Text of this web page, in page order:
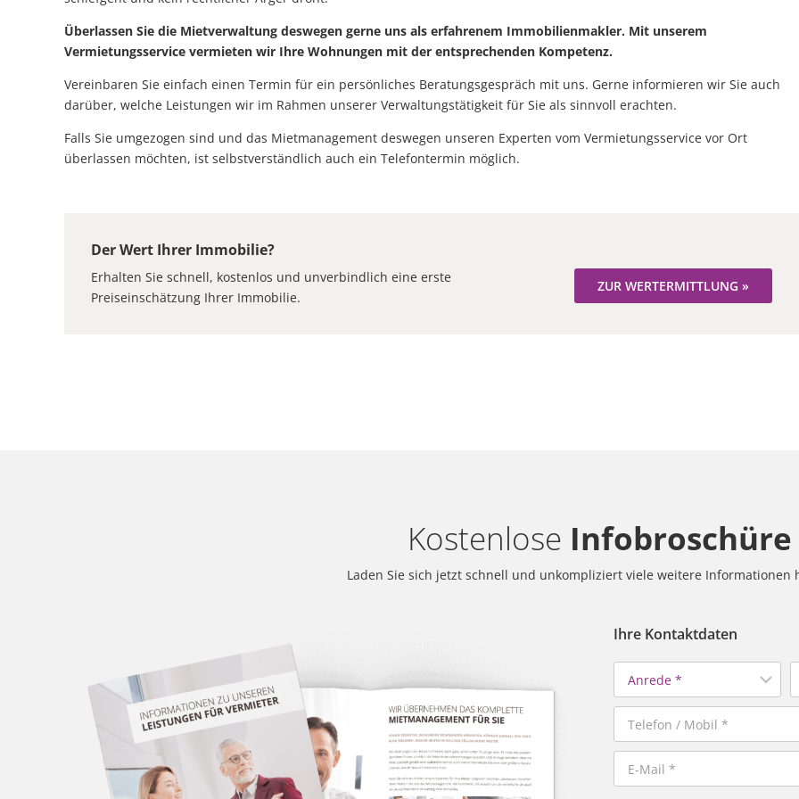
Überlassen Sie die Mietverwaltung deswegen gerne uns als erfahrenem Immobilienmakler. Mit unserem
Vermietungsservice vermieten wir Ihre Wohnungen mit der entsprechenden Kompetenz.
Vereinbaren Sie einfach einen Termin für ein persönliches Beratungsgespräch mit uns. Gerne informieren wir Sie auch
darüber, welche Leistungen wir im Rahmen unserer Verwaltungstätigkeit für Sie als sinnvoll erachten.
Falls Sie umgezogen sind und das Mietmanagement deswegen unseren Experten vom Vermietungsservice vor Ort
überlassen möchten, ist selbstverständlich auch ein Telefontermin möglich.
Der Wert Ihrer Immobilie?
Erhalten Sie schnell, kostenlos und unverbindlich eine erste
Preiseinschätzung Ihrer Immobilie.
ZUR WERTERMITTLUNG »
Kostenlose Infobroschüre
Laden Sie sich jetzt schnell und unkompliziert viele weitere Informationen
Ihre Kontaktdaten